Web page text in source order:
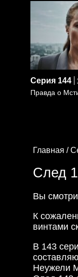
Серия 144
Правда о
Главная /
След
Вы
К
винтами
В 143
Неужели